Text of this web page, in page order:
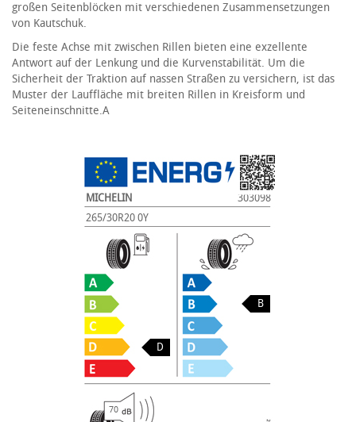
großen Seitenblöcken mit verschiedenen Zusammensetzungen
von Kautschuk.
Die feste Achse mit zwischen Rillen bieten eine exzellente
Antwort auf der Lenkung und die Kurvenstabilität. Um die
Sicherheit der Traktion auf nassen Straßen zu versichern, ist das
Muster der Lauffläche mit breiten Rillen in Kreisform und
Seiteneinschnitte.A
MICHELIN
303098
265/30R20 0Y
D
B
70